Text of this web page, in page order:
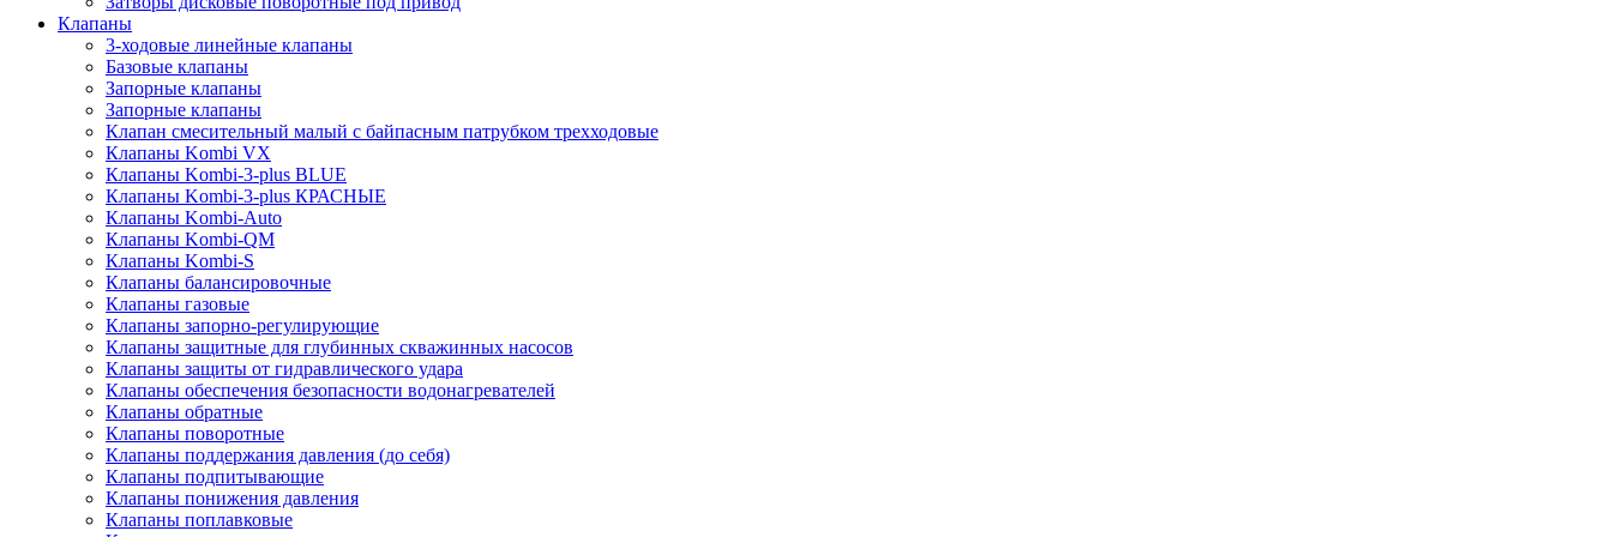
Клапаны
3-ходовые линейные клапаны
Базовые клапаны
Запорные клапаны
Запорные клапаны
Клапан смесительный малый с байпасным патрубком трехходовые
Клапаны Kombi VX
Клапаны Kombi-3-plus BLUE
Клапаны Kombi-3-plus КРАСНЫЕ
Клапаны Kombi-Auto
Клапаны Kombi-QM
Клапаны Kombi-S
Клапаны балансировочные
Клапаны газовые
Клапаны запорно-регулирующие
Клапаны защитные для глубинных скважинных насосов
Клапаны защиты от гидравлического удара
Клапаны обеспечения безопасности водонагревателей
Клапаны обратные
Клапаны поворотные
Клапаны поддержания давления (до себя)
Клапаны подпитывающие
Клапаны понижения давления
Клапаны поплавковые